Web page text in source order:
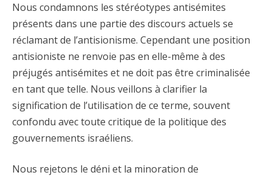
Nous condamnons les stéréotypes antisémites
présents dans une partie des discours actuels se
réclamant de l’antisionisme. Cependant une position
antisioniste ne renvoie pas en elle-même à des
préjugés antisémites et ne doit pas être criminalisée
en tant que telle. Nous veillons à clarifier la
signification de l’utilisation de ce terme, souvent
confondu avec toute critique de la politique des
gouvernements israéliens.
Nous rejetons le déni et la minoration de